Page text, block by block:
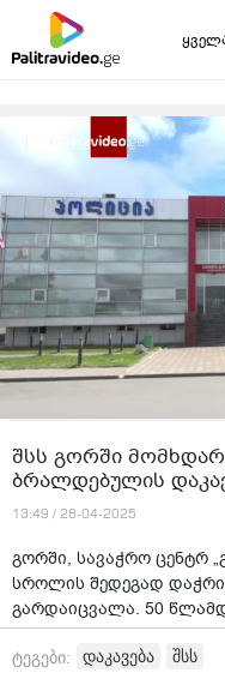
შსს გორში
ბრალდებულის
13:49 / 28-04-2025
გორში, სავაჭრო ცენტრ
სროლის შედეგად
გარდაიცვალა. 50
რომელსაც
დაზიანებები
ტეგები: დაკავება შსს